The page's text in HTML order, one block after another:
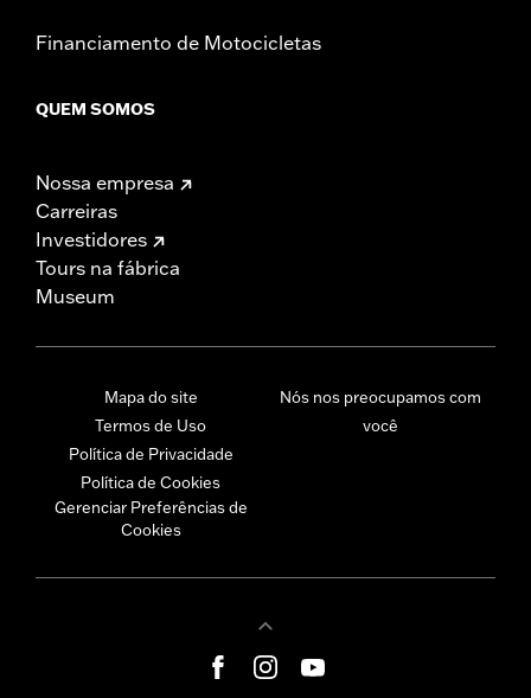
Financiamento de Motocicletas
QUEM SOMOS
Nossa empresa
Carreiras
Investidores
Tours na fábrica
Museum
Mapa do site
Termos de Uso
Política de Privacidade
Política de Cookies
Gerenciar Preferências de
Cookies
Nós nos preocupamos com
você